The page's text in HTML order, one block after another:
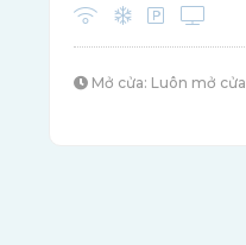
Mở cửa: Luôn mở cửa